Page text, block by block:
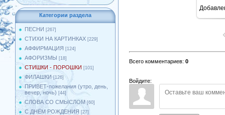
Категории раздела
ПЕСНИ [267]
СТИХИ НА КАРТИНКАХ [229]
АФФИРМАЦИЯ [124]
АФОРИЗМЫ [18]
СТИШКИ - ПОРОШКИ [101]
ФИЛАШКИ [126]
ПРИВЕТ-пожелания (утро, день,
вечер, ночь) [44]
СЛОВА СО СМЫСЛОМ [60]
С ДНЁМ РОЖДЕНИЯ [27]
Всего комментариев: 0
Войдите: